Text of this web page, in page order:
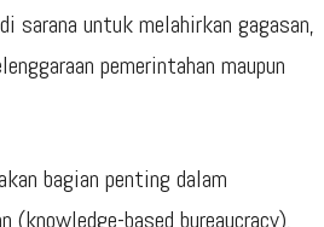
sarana untuk melahirkan gagasan,
pemerintahan maupun
bagian penting dalam
(knowledge-based bureaucracy),